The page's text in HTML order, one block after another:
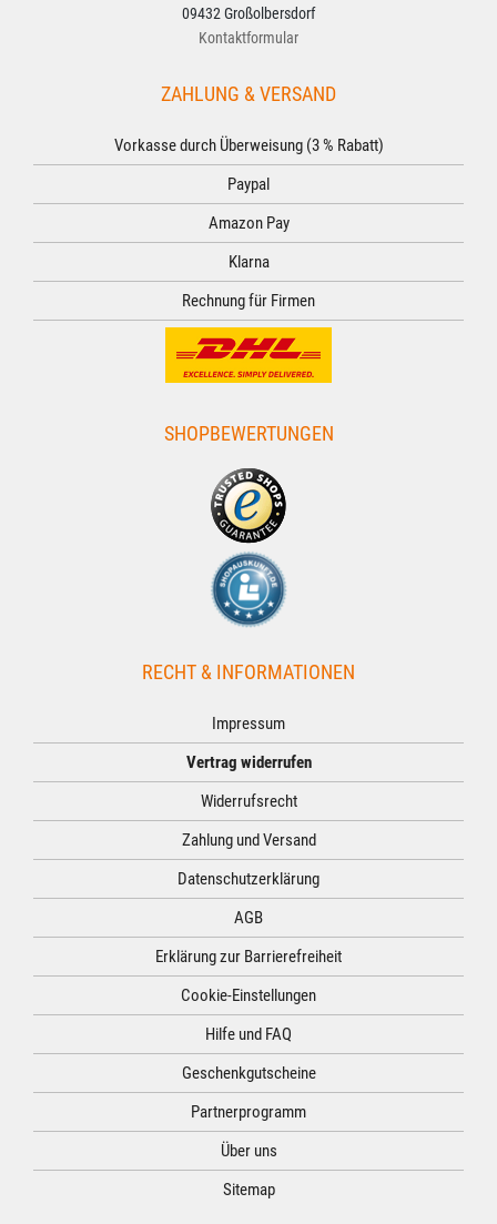
09432 Großolbersdorf
Kontaktformular
ZAHLUNG & VERSAND
Vorkasse durch Überweisung (3 % Rabatt)
Paypal
Amazon Pay
Klarna
Rechnung für Firmen
SHOPBEWERTUNGEN
RECHT & INFORMATIONEN
Impressum
Vertrag widerrufen
Widerrufsrecht
Zahlung und Versand
Datenschutzerklärung
AGB
Erklärung zur Barrierefreiheit
Cookie-Einstellungen
Hilfe und FAQ
Geschenkgutscheine
Partnerprogramm
Über uns
Sitemap